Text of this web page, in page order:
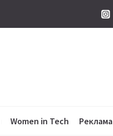
Women in Tech Реклама